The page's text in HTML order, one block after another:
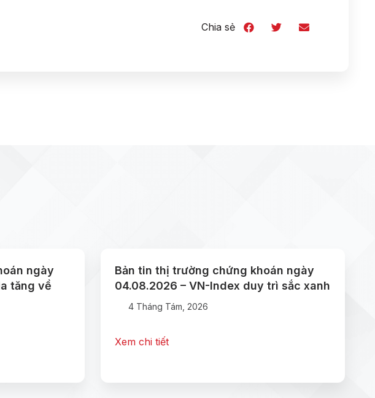
Chia sẻ
ngày
tăng về
Bản tin thị trường chứng khoán ngày
04.08.2026 – VN-Index duy trì sắc xanh
4 Tháng Tám, 2026
Xem chi tiết